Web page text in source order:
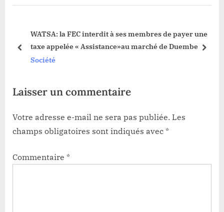
P
t
o
WATSA: la FEC interdit à ses membres de payer une
taxe appelée « Assistance»au marché de Duembe
Société
prev next
Laisser un commentaire
Votre adresse e-mail ne sera pas publiée. Les
champs obligatoires sont indiqués avec *
Commentaire *